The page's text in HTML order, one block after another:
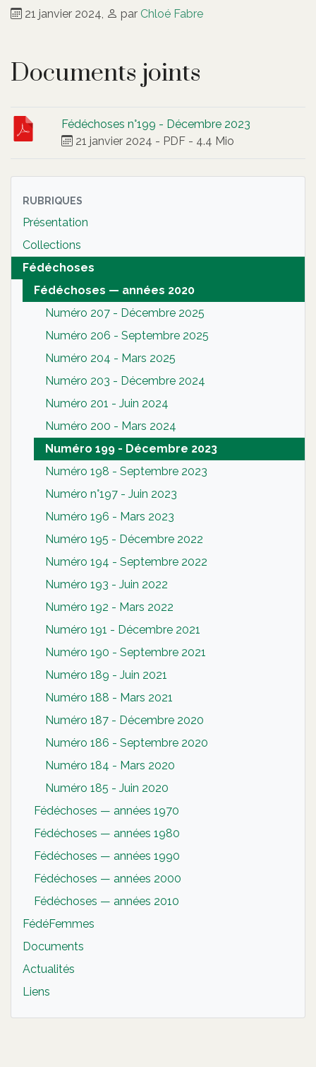
21 janvier 2024, par Chloé Fabre
Documents joints
Fédéchoses n°199 - Décembre 2023
21 janvier 2024 - PDF - 4.4 Mio
RUBRIQUES
Présentation
Collections
Fédéchoses
Fédéchoses — années 2020
Numéro 207 - Décembre 2025
Numéro 206 - Septembre 2025
Numéro 204 - Mars 2025
Numéro 203 - Décembre 2024
Numéro 201 - Juin 2024
Numéro 200 - Mars 2024
Numéro 199 - Décembre 2023
Numéro 198 - Septembre 2023
Numéro n°197 - Juin 2023
Numéro 196 - Mars 2023
Numéro 195 - Décembre 2022
Numéro 194 - Septembre 2022
Numéro 193 - Juin 2022
Numéro 192 - Mars 2022
Numéro 191 - Décembre 2021
Numéro 190 - Septembre 2021
Numéro 189 - Juin 2021
Numéro 188 - Mars 2021
Numéro 187 - Décembre 2020
Numéro 186 - Septembre 2020
Numéro 184 - Mars 2020
Numéro 185 - Juin 2020
Fédéchoses — années 1970
Fédéchoses — années 1980
Fédéchoses — années 1990
Fédéchoses — années 2000
Fédéchoses — années 2010
FédéFemmes
Documents
Actualités
Liens